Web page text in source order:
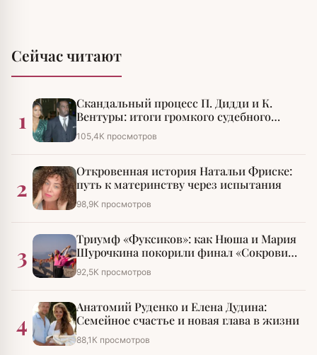
Сейчас читают
1
Скандальный процесс П. Дидди и К.
Вентуры: итоги громкого судебного
разбирательства
105,4К просмотров
2
Откровенная история Натальи Фриске:
путь к материнству через испытания
98,9К просмотров
3
Триумф «Фуксиков»: как Нюша и Мария
Шурочкина покорили финал «Сокровищ
императора»
92,5К просмотров
4
Анатомий Руденко и Елена Дудина:
Семейное счастье и новая глава в жизни
88,1К просмотров